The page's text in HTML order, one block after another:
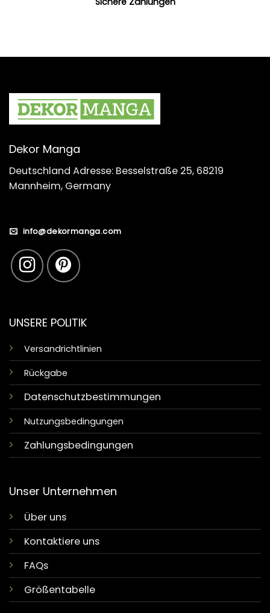
Dekor Manga
Deutschland Adresse: Besselstraße 25, 68219
Mannheim, Germany
info@dekormanga.com
UNSERE POLITIK
Versandrichtlinien
Rückgabe
Datenschutzbestimmungen
Nutzungsbedingungen
Zahlungsbedingungen
Unser Unternehmen
Über uns
Kontaktiere uns
FAQs
Größentabelle